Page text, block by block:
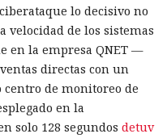
lo decisivo no
velocidad de los sistemas
en la empresa QNET —
directas con un
de monitoreo de
en la
solo 128 segundos detuv